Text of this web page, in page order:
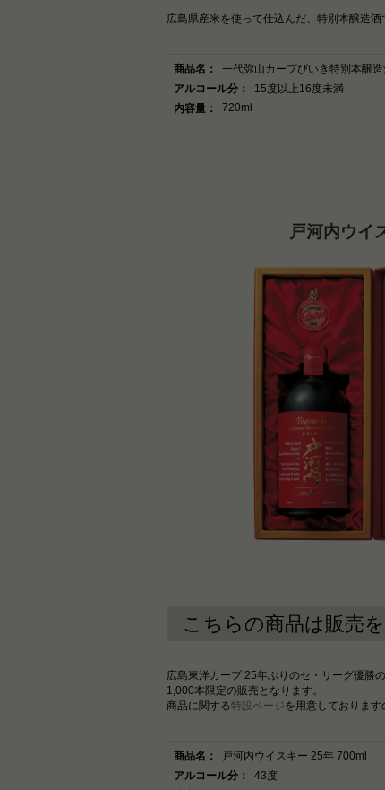
広島県産米を使って仕込んだ、特別本醸造酒
商品名：
一代弥山カープびいき特別本醸
アルコール分：
15度以上16度未満
内容量：
720ml
戸河内ウイ
こちらの商品は販売
広島東洋カープ 25年ぶりのセ・リーグ優勝の
1,000本限定の販売となります。
商品に関する特設ページを用意しております
商品名：
戸河内ウイスキー 25年 700ml
アルコール分：
43度